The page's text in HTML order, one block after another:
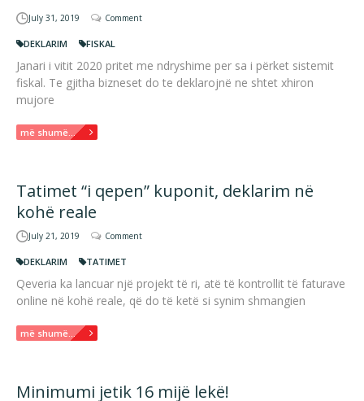
July 31, 2019 Comment
DEKLARIM FISKAL
Janari i vitit 2020 pritet me ndryshime per sa i përket sistemit
fiskal. Te gjitha bizneset do te deklarojnë ne shtet xhiron
mujore
më shumë...
Tatimet “i qepen” kuponit, deklarim në
kohë reale
July 21, 2019 Comment
DEKLARIM TATIMET
Qeveria ka lancuar një projekt të ri, atë të kontrollit të faturave
online në kohë reale, që do të ketë si synim shmangien
më shumë...
Minimumi jetik 16 mijë lekë!